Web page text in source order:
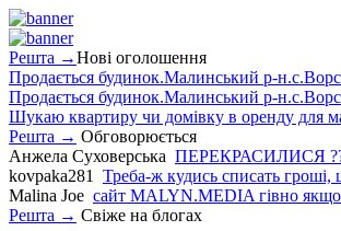
Решта →Нові оголошення
Продається будинок.Малинський р-
Продається будинок.Малинський р-
Шукаю квартиру чи домівку в оренду для
Решта → Обговорюється
Анжела Суховерська ПЕРЕКРАСИЛИСЯ
kovpaka281
Треба-ж кудись списать
Malina Joe сайт MALYN.MEDIA гiвно якщо
Решта → Свіже на блогах